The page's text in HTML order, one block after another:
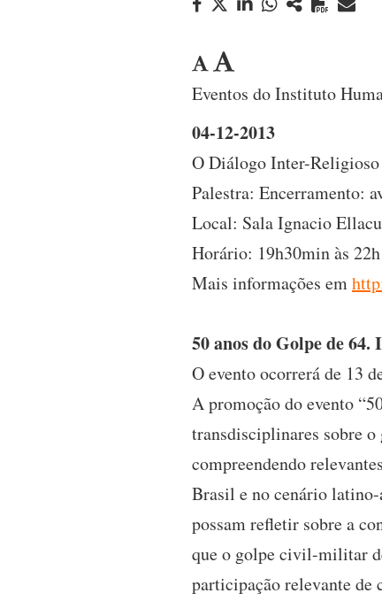
Eventos do Instituto
04-12-2013
O Diálogo Inter-Religioso
Palestra: Encerramento:
Local: Sala Ignacio
Horário: 19h30min às
Mais informações em
50 anos do Golpe de 64.
O evento ocorrerá de 13
A promoção do evento
transdisciplinares sobre
compreendendo
Brasil e no cenário latino-
possam refletir sobre a
que o golpe civil-militar
participação relevante de